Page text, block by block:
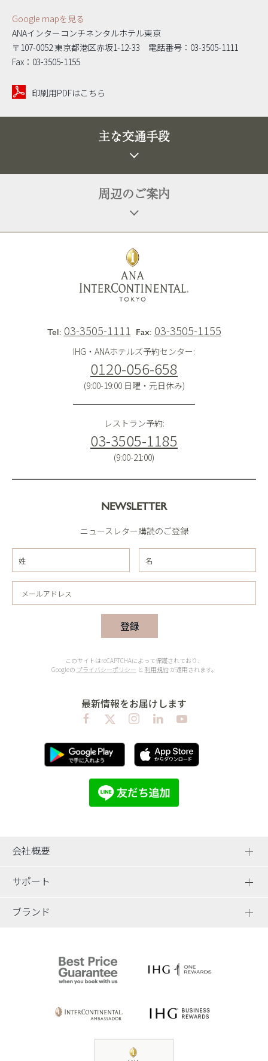
Google mapを見る
ANAインターコンチネンタルホテル東京
〒107-0052 東京都港区赤坂1-12-33 電話番号：03-3505-1111
Fax：03-3505-1155
印刷用PDFはこちら
主な交通手段
周辺のご案内
Tel: 03-3505-1111 Fax: 03-3505-1155
IHG・ANAホテルズ予約センター:
0120-056-658
(9:00-19:00 日曜・元日休み)
レストラン予約:
03-3505-1185
(9:00-21:00)
NEWSLETTER
ニュースレター購読のご登録
登録
このサイトはreCAPTCHAによって保護されており、
Googleの プライバシーポリシー と 利用規約が適用されます。
最新情報をお届けします
会社概要
サポート
ブランド